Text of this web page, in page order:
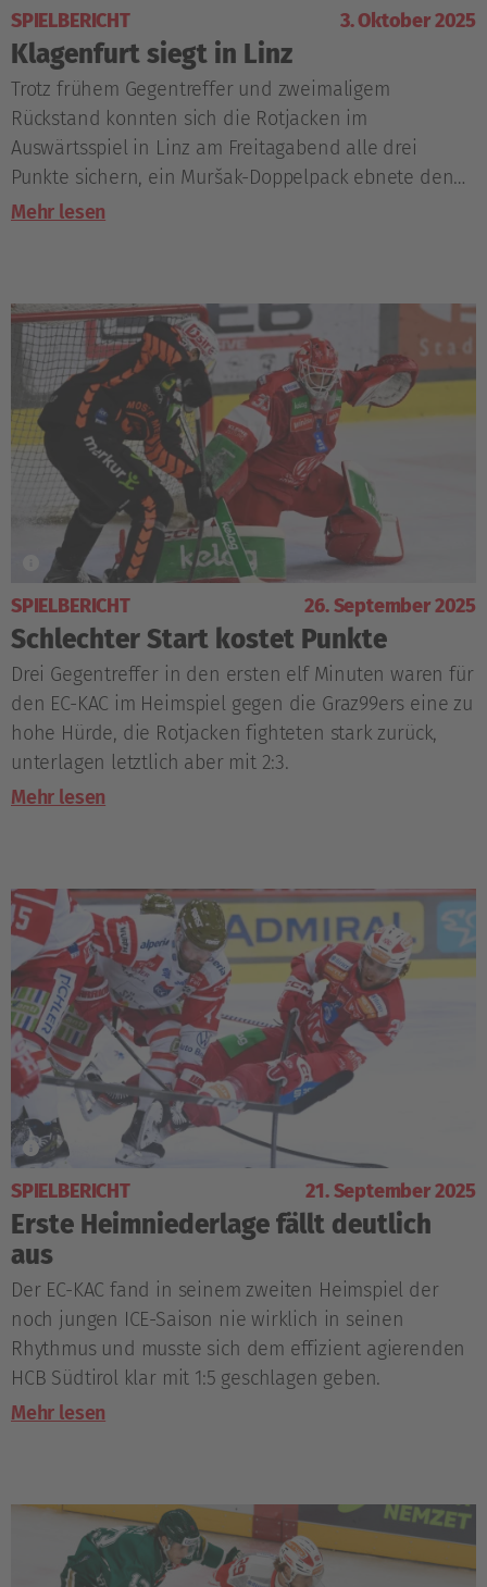
SPIELBERICHT 3. Oktober 2025
Klagenfurt siegt in Linz
Trotz frühem Gegentreffer und zweimaligem
Rückstand konnten sich die Rotjacken im
Auswärtsspiel in Linz am Freitagabend alle drei
Punkte sichern, ein Muršak-Doppelpack ebnete den
Weg zum Klagenfurter 3:2-Erfolg.
Mehr lesen
SPIELBERICHT 26. September 2025
Schlechter Start kostet Punkte
Drei Gegentreffer in den ersten elf Minuten waren für
den EC-KAC im Heimspiel gegen die Graz99ers eine zu
hohe Hürde, die Rotjacken fighteten stark zurück,
unterlagen letztlich aber mit 2:3.
Mehr lesen
SPIELBERICHT 21. September 2025
Erste Heimniederlage fällt deutlich
aus
Der EC-KAC fand in seinem zweiten Heimspiel der
noch jungen ICE-Saison nie wirklich in seinen
Rhythmus und musste sich dem effizient agierenden
HCB Südtirol klar mit 1:5 geschlagen geben.
Mehr lesen